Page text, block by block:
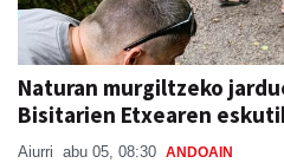
Naturan murgiltzeko
Bisitarien Etxearen
Aiurri abu 05, 08:30 ANDOAIN